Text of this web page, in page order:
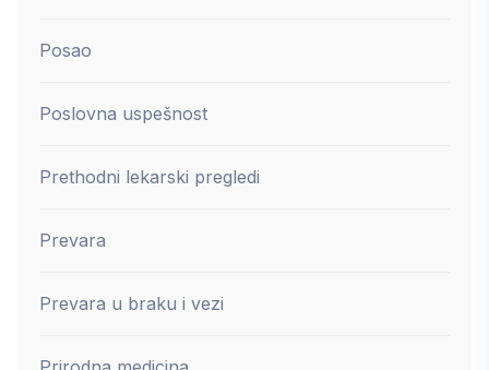
Posao
Poslovna uspešnost
Prethodni lekarski pregledi
Prevara
Prevara u braku i vezi